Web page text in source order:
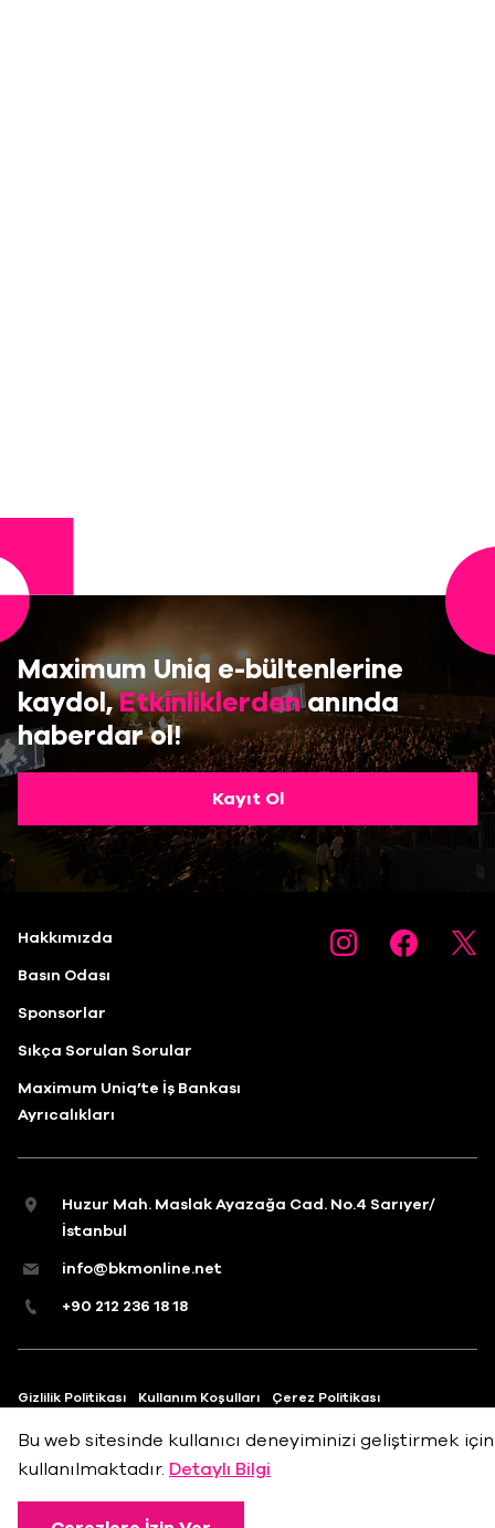
Maximum Uniq e-bültenlerine
kaydol,Etkinliklerdenanında
haberdar ol!
Kayıt Ol
Hakkımızda
Basın Odası
Sponsorlar
Sıkça Sorulan Sorular
Maximum Uniq’te İş Bankası
Ayrıcalıkları
Huzur Mah. Maslak Ayazağa Cad. No.4 Sarıyer/
İstanbul
info@bkmonline.net
+90 212 236 18 18
Gizlilik Politikası Kullanım Koşulları Çerez Politikası
Bu web sitesinde kullanıcı deneyiminizi geliştirmek
kullanılmaktadır. Detaylı Bilgi